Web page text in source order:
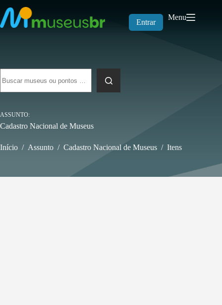
para
o
conteúdo
Entrar
Menu
resultados
ASSUNTO
Cadastro Nacional de Museus
Início / Assunto / Cadastro Nacional de Museus / Itens